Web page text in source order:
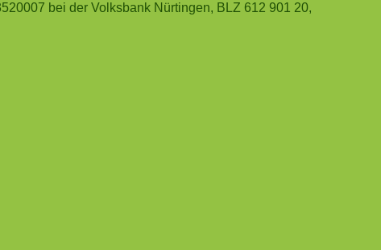
bei der Volksbank Nürtingen, BLZ 612 901 20,